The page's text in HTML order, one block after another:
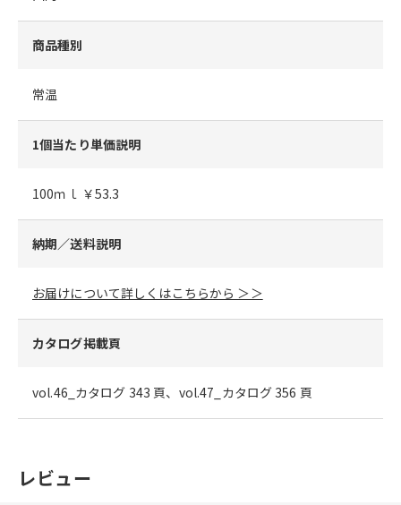
商品種別
常温
1個当たり単価説明
100ｍｌ ￥53.3
納期／送料説明
お届けについて詳しくはこちらから ＞＞
カタログ掲載頁
vol.46_カタログ 343 頁、vol.47_カタログ 356 頁
レビュー